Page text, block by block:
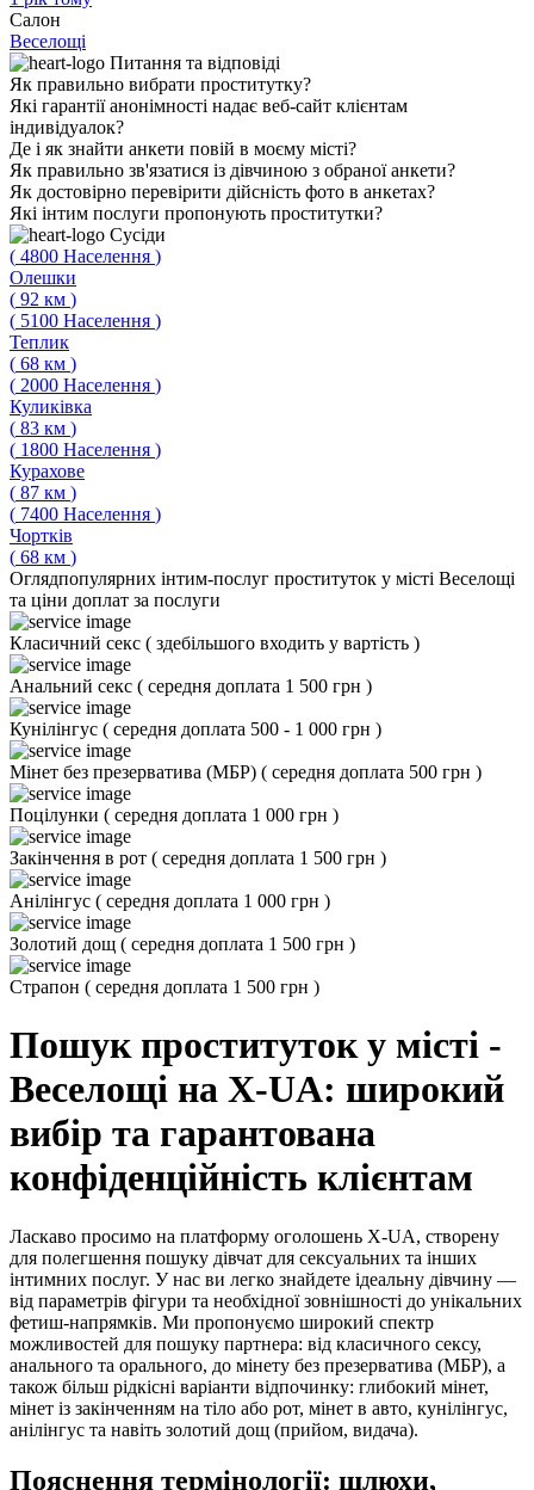
Салон
Веселощі
Питання та відповіді
Як правильно вибрати проститутку?
Які гарантії анонімності надає веб-сайт клієнтам
індивідуалок?
Де і як знайти анкети повій в моєму місті?
Як правильно зв'язатися із дівчиною з обраної анкети?
Як достовірно перевірити дійсність фото в анкетах?
Які інтим послуги пропонують проститутки?
Сусіди
( 4800 Населення )
Олешки
( 92 км )
( 5100 Населення )
Теплик
( 68 км )
( 2000 Населення )
Куликівка
( 83 км )
( 1800 Населення )
Курахове
( 87 км )
( 7400 Населення )
Чортків
( 68 км )
Оглядпопулярних інтим-послуг проституток у місті Веселощі
та ціни доплат за послуги
Класичний секс ( здебільшого входить у вартість )
Анальний секс ( середня доплата 1 500 грн )
Кунілінгус ( середня доплата 500 - 1 000 грн )
Мінет без презерватива (МБР) ( середня доплата 500 грн )
Поцілунки ( середня доплата 1 000 грн )
Закінчення в рот ( середня доплата 1 500 грн )
Анілінгус ( середня доплата 1 000 грн )
Золотий дощ ( середня доплата 1 500 грн )
Страпон ( середня доплата 1 500 грн )
Пошук проституток у місті -
Веселощі на X-UA: широкий
вибір та гарантована
конфіденційність клієнтам
Ласкаво просимо на платформу оголошень X-UA, створену
для полегшення пошуку дівчат для сексуальних та інших
інтимних послуг. У нас ви легко знайдете ідеальну дівчину —
від параметрів фігури та необхідної зовнішності до унікальних
фетиш-напрямків. Ми пропонуємо широкий спектр
можливостей для пошуку партнера: від класичного сексу,
анального та орального, до мінету без презерватива (МБР), а
також більш рідкісні варіанти відпочинку: глибокий мінет,
мінет із закінченням на тіло або рот, мінет в авто, кунілінгус,
анілінгус та навіть золотий дощ (прийом, видача).
Пояснення термінології: шлюхи,